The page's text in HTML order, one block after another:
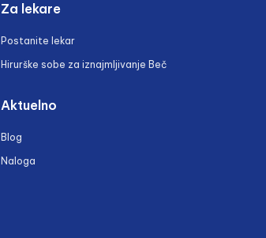
Za lekare
Postanite lekar
Hirurške sobe za iznajmljivanje Beč
Aktuelno
Blog
Naloga